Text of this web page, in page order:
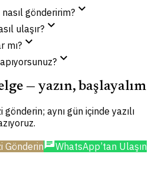
gönderirim?expand_more
ulaşır?expand_more
mı?expand_more
expand_more
— yazın, başlayalım
aynı gün içinde yazılı
GönderinchatWhatsApp’tan Ulaşın